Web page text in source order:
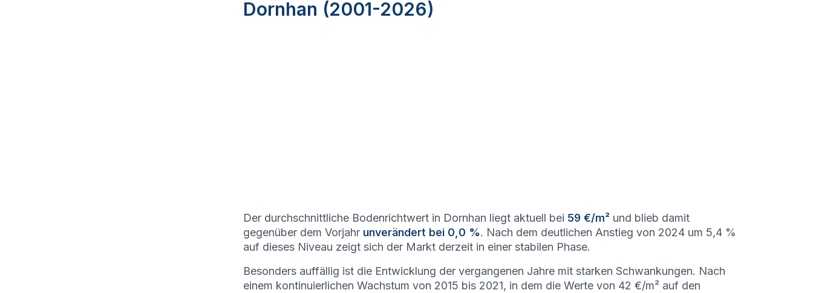
Dornhan (2001-2026)
Der durchschnittliche Bodenrichtwert in Dornhan liegt aktuell bei 59 €/m² und blieb damit
gegenüber dem Vorjahr unverändert bei 0,0 %. Nach dem deutlichen Anstieg von 2024 um 5,4 %
auf dieses Niveau zeigt sich der Markt derzeit in einer stabilen Phase.
Besonders auffällig ist die Entwicklung der vergangenen Jahre mit starken Schwankungen. Nach
einem kontinuierlichen Wachstum von 2015 bis 2021, in dem die Werte von 42 €/m² auf den